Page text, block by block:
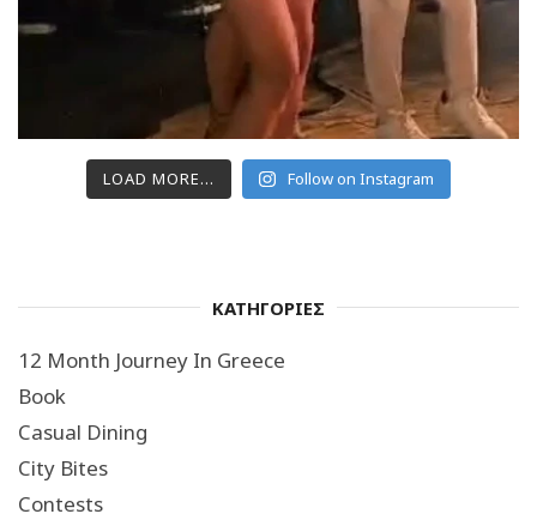
LOAD MORE... Follow on Instagram
ΚΑΤΗΓΟΡΙΕΣ
12 Month Journey In Greece
Book
Casual Dining
City Bites
Contests